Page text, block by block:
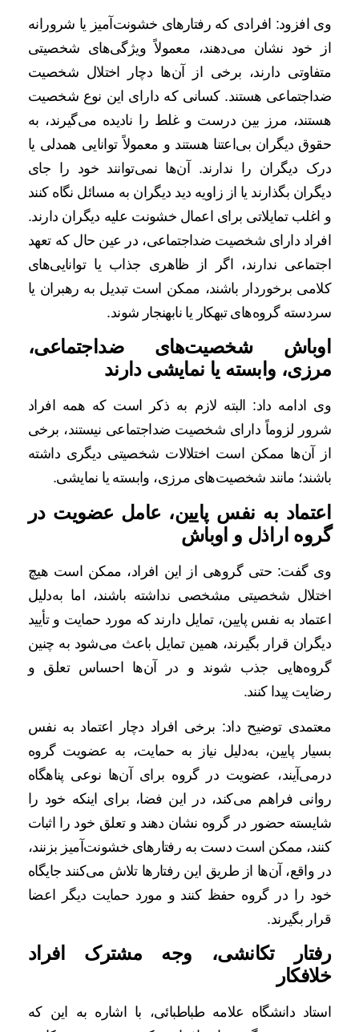
وی افزود: افرادی که رفتارهای خشونت‌آمیز یا شرورانه
از خود نشان می‌دهند، معمولاً ویژگی‌های شخصیتی
متفاوتی دارند، برخی از آن‌ها دچار اختلال شخصیت
ضداجتماعی هستند. کسانی که دارای این نوع شخصیت
هستند، مرز بین درست و غلط را نادیده می‌گیرند، به
حقوق دیگران بی‌اعتنا هستند و معمولاً توانایی همدلی یا
درک دیگران را ندارند. آن‌ها نمی‌توانند خود را جای
دیگران بگذارند یا از زاویه دید دیگران به مسائل نگاه کنند
و اغلب تمایلاتی برای اعمال خشونت علیه دیگران دارند.
افراد دارای شخصیت ضداجتماعی، در عین حال که تعهد
اجتماعی ندارند، اگر از ظاهری جذاب یا توانایی‌های
کلامی برخوردار باشند، ممکن است تبدیل به رهبران یا
سردسته گروه‌های تبهکار یا نابهنجار شوند.
اوباش شخصیت‌های ضداجتماعی،
مرزی، وابسته یا نمایشی دارند
وی ادامه داد: البته لازم به ذکر است که همه افراد
شرور لزوماً دارای شخصیت ضداجتماعی نیستند، برخی
از آن‌ها ممکن است اختلالات شخصیتی دیگری داشته
باشند؛ مانند شخصیت‌های مرزی، وابسته یا نمایشی.
اعتماد به نفس پایین، عامل عضویت در
گروه‌ اراذل و اوباش
وی گفت: حتی گروهی از این افراد، ممکن است هیچ
اختلال شخصیتی مشخصی نداشته باشند، اما به‌دلیل
اعتماد به نفس پایین، تمایل دارند که مورد حمایت و تأیید
دیگران قرار بگیرند، همین تمایل باعث می‌شود به چنین
گروه‌هایی جذب شوند و در آن‌ها احساس تعلق و
رضایت پیدا کنند.
معتمدی توضیح داد: برخی افراد دچار اعتماد به نفس
بسیار پایین، به‌دلیل نیاز به حمایت، به عضویت گروه
درمی‌آیند، عضویت در گروه برای آن‌ها نوعی پناهگاه
روانی فراهم می‌کند، در این فضا، برای اینکه خود را
شایسته حضور در گروه نشان دهند و تعلق خود را اثبات
کنند، ممکن است دست به رفتارهای خشونت‌آمیز بزنند،
در واقع، آن‌ها از طریق این رفتارها تلاش می‌کنند جایگاه
خود را در گروه حفظ کنند و مورد حمایت دیگر اعضا
قرار بگیرند.
رفتار تکانشی، وجه مشترک افراد
خلافکار
استاد دانشگاه علامه طباطبائی، با اشاره به این که